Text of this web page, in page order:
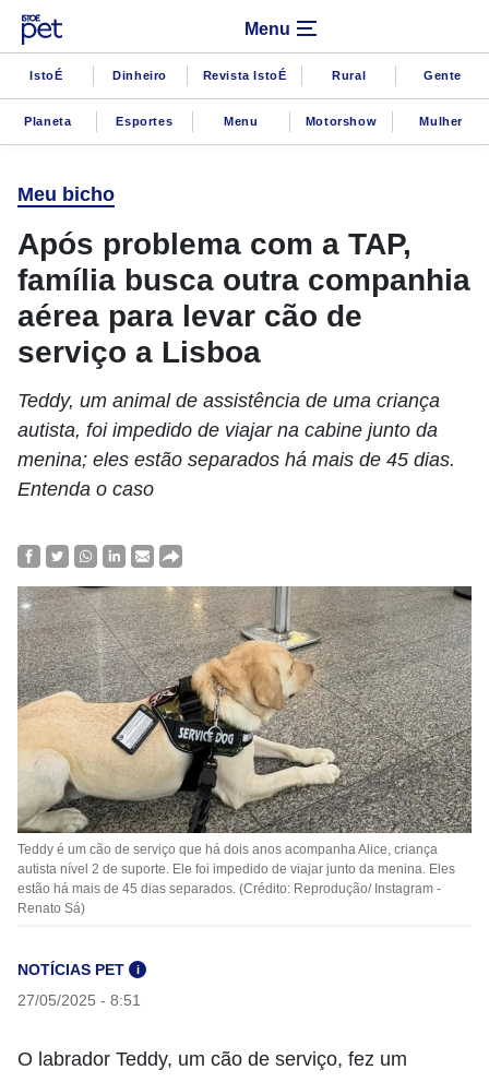
Menu
IstoÉ Dinheiro Revista IstoÉ Rural Gente
Planeta Esportes Menu Motorshow Mulher
Meu bicho
Após problema com a TAP,
família busca outra companhia
aérea para levar cão de
serviço a Lisboa
Teddy, um animal de assistência de uma criança
autista, foi impedido de viajar na cabine junto da
menina; eles estão separados há mais de 45 dias.
Entenda o caso
Teddy é um cão de serviço que há dois anos acompanha Alice, criança
autista nível 2 de suporte. Ele foi impedido de viajar junto da menina. Eles
estão há mais de 45 dias separados. (Crédito: Reprodução/ Instagram -
Renato Sá)
NOTÍCIAS PET i
27/05/2025 - 8:51
O labrador Teddy, um cão de serviço, fez um